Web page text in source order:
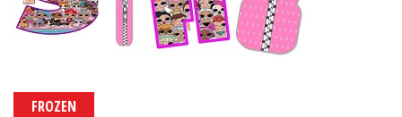
FROZEN